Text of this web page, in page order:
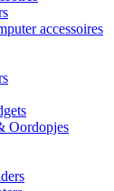
accessoires
Oordopjes